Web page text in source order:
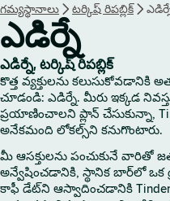
r
గమ్యస్థానాలు టర్కిష్ రిపబ్లిక్
ఎడిర్నే
ఎడిర్నే, టర్కిష్ రిపబ్లిక్
కొత్త వ్యక్తులను కలుసుకోవడానికి
చూడండి: ఎడిర్నే. మీరు ఇక్కడ
ప్రయాణించాలని ప్లాన్ చేసుకున్నా,
అనేకమంది లోకల్స్‌ని కనుగొంటారు.
మీ ఆసక్తులను పంచుకునే వారితో
అన్వేషించడానికి, స్థానిక బార్‌లో ఒక
కాఫీ డేట్‌ని ఆస్వాదించడానికి